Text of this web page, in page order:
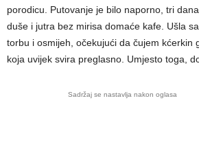
porodicu. Putovanje je bilo naporno, tri
duše i jutra bez mirisa domaće kafe. Ušla
torbu i osmijeh, očekujući da čujem kćerkin
koja uvijek svira preglasno. Umjesto toga,
Sadržaj se nastavlja nakon oglasa